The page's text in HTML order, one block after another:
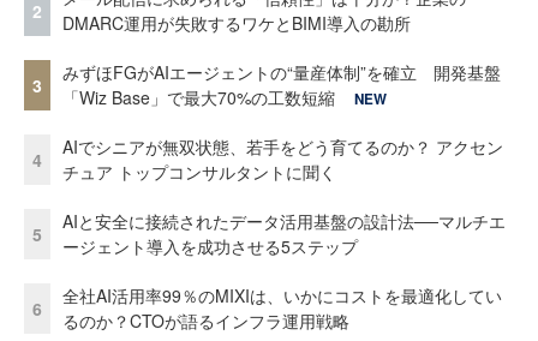
2
DMARC運用が失敗するワケとBIMI導入の勘所
3
みずほFGがAIエージェントの“量産体制”を確立 開発基盤
「Wiz Base」で最大70%の工数短縮
NEW
4
AIでシニアが無双状態、若手をどう育てるのか？ アクセン
チュア トップコンサルタントに聞く
5
AIと安全に接続されたデータ活用基盤の設計法──マルチエ
ージェント導入を成功させる5ステップ
6
全社AI活用率99％のMIXIは、いかにコストを最適化してい
るのか？CTOが語るインフラ運用戦略